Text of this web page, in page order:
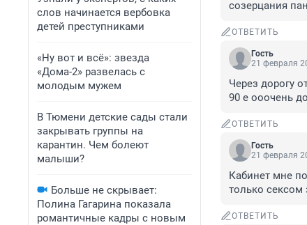
слов начинается вербовка
детей преступниками
«Ну вот и всё»: звезда
«Дома-2» развелась с
молодым мужем
В Тюмени детские сады стали
закрывать группы на
карантин. Чем болеют
малыши?
Больше не скрывает:
Полина Гагарина показала
романтичные кадры с новым
созерцания
ОТВЕТИТЬ
Гость
21 февраля
Через дорогу
90 е ооочень
ОТВЕТИТЬ
Гость
21 февраля
Кабинет мне
только сексом
ОТВЕТИТЬ